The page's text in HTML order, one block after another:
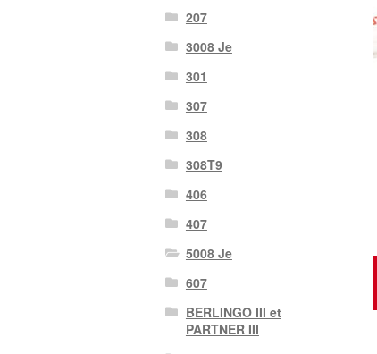
207
3008 Je
301
307
308
308T9
406
407
5008 Je
607
BERLINGO III et
PARTNER III